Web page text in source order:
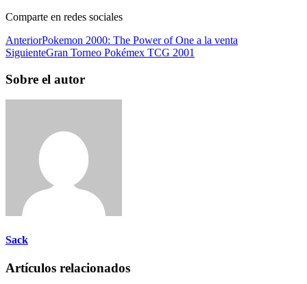
Comparte en redes sociales
AnteriorPokemon 2000: The Power of One a la venta
SiguienteGran Torneo Pokémex TCG 2001
Sobre el autor
Sack
Artículos relacionados